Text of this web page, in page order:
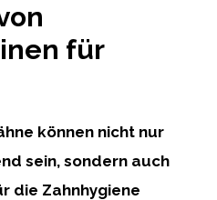
für
können nicht nur
sein, sondern auch
die Zahnhygiene